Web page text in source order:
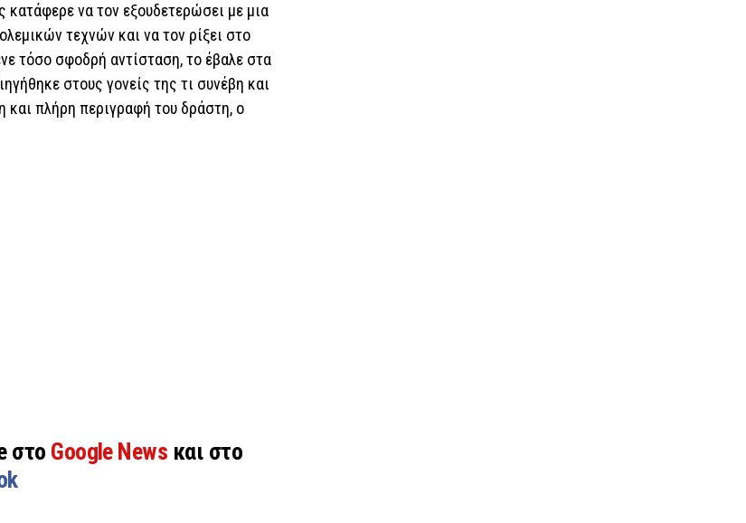
να τον εξουδετερώσει με μια
τεχνών και να τον ρίξει στο
τόσο σφοδρή αντίσταση, το έβαλε στα
στους γονείς της τι συνέβη και
πλήρη περιγραφή του δράστη, ο
στο Google News και στο